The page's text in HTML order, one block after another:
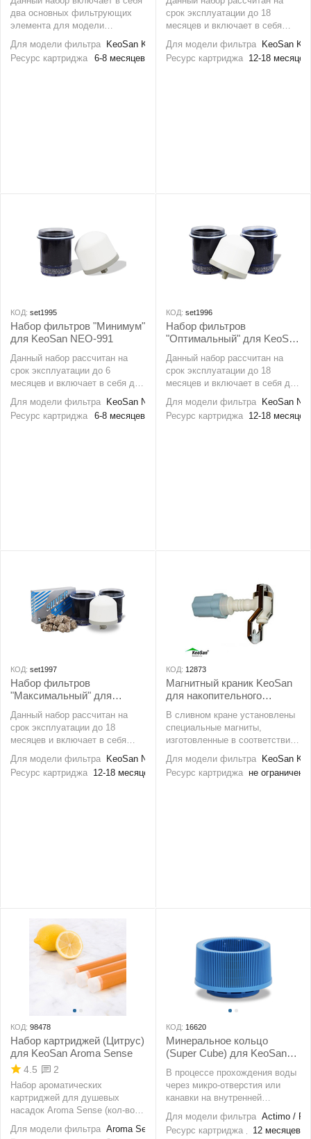
два основных фильтрующих
элемента для модели
KeoSan KS-971
Для модели фильтра
KeoSan KS-971
Ресурс картриджа
6-8 месяцев
срок эксплуатации до 18
месяцев и включает в себя
фильтрующих элементов, а так
же полный набор камней
Для модели фильтра
KeoSan
Ресурс картриджа 12-18 месяцев
КОД: set1995
Набор фильтров "Минимум"
для KeoSan NEO-991
Данный набор рассчитан на
срок эксплуатации до 6
месяцев и включает в себя два
элемента для модели
накопительного фильтра
Для модели фильтра KeoSan NEO-991
Ресурс картриджа
6-8 месяцев
КОД: set1996
Набор фильтров
"Оптимальный" для KeoSan
Данный набор рассчитан на
срок эксплуатации до 18
месяцев и включает в себя два
элемента для модели
накопительного фильтра
Для модели фильтра KeoSan
Ресурс картриджа 12-18 месяцев
КОД: set1997
Набор фильтров
"Максимальный" для
Данный набор рассчитан на
срок эксплуатации до 18
месяцев и включает в себя
полный комплект сменных
фильтрующих элементов, а так
же посеребрены камни
Для модели фильтра
KeoSan NEO-991
Ресурс картриджа 12-18 месяцев
КОД: 12873
Магнитный краник KeoSan
для накопительного
В сливном кране установлены
специальные магниты,
изготовленные в соответствии
с последними научными
достижениями таким образом,
что образуют магнитную
Для модели фильтра
KeoSan
Ресурс картриджа не ограничен
КОД: 98478
Набор картриджей (Цитрус)
для KeoSan Aroma Sense
4.5 2
Набор ароматических
картриджей для душевых
насадок Aroma Sense (кол-во в
картриджи предназначены для
Для модели фильтра Aroma Sense
КОД: 16620
Минеральное кольцо
(Super Cube) для KeoSan
В процессе прохождения воды
через микро-отверстия или
канавки на внутренней
минерализируется,
повышается содержание
Для модели фильтра Actimo /
Ресурс картриджа
12 месяцев